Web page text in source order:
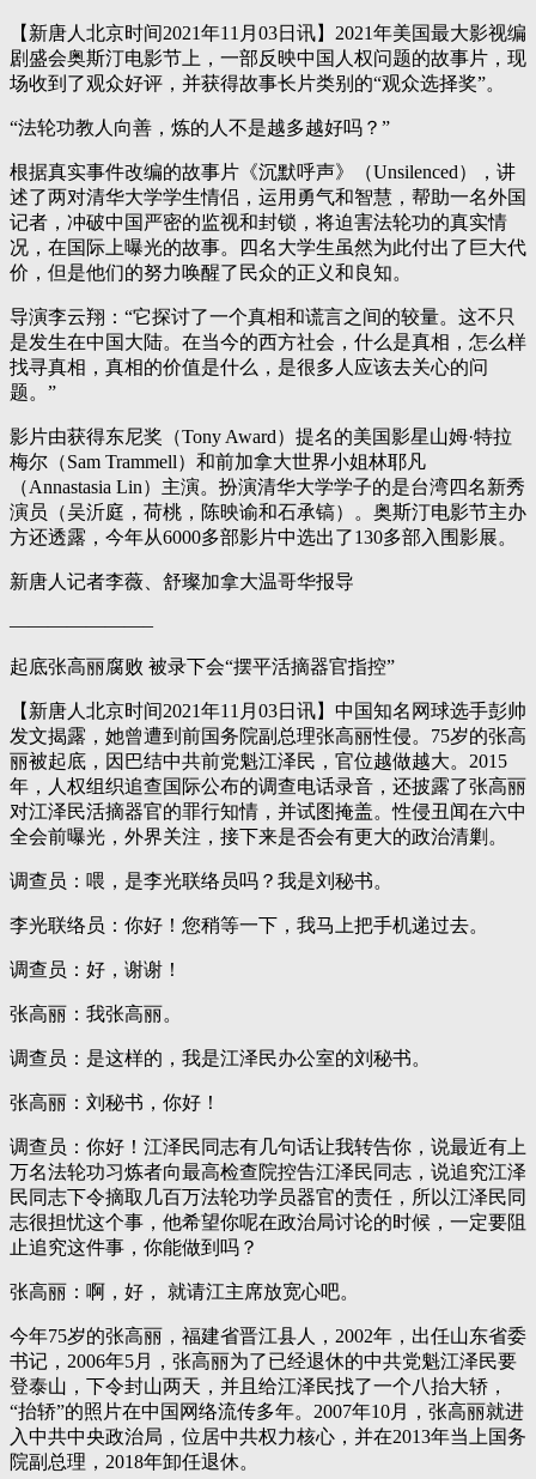
【新唐人北京时间2021年11月03日讯】2021年美国最大影视编
剧盛会奥斯汀电影节上，一部反映中国人权问题的故事片，现
场收到了观众好评，并获得故事长片类别的“观众选择奖”。
“法轮功教人向善，炼的人不是越多越好吗？”
根据真实事件改编的故事片《沉默呼声》（Unsilenced），讲
述了两对清华大学学生情侣，运用勇气和智慧，帮助一名外国
记者，冲破中国严密的监视和封锁，将迫害法轮功的真实情
况，在国际上曝光的故事。四名大学生虽然为此付出了巨大代
价，但是他们的努力唤醒了民众的正义和良知。
导演李云翔：“它探讨了一个真相和谎言之间的较量。这不只
是发生在中国大陆。在当今的西方社会，什么是真相，怎么样
找寻真相，真相的价值是什么，是很多人应该去关心的问
题。”
影片由获得东尼奖（Tony Award）提名的美国影星山姆·特拉
梅尔（Sam Trammell）和前加拿大世界小姐林耶凡
（Annastasia Lin）主演。扮演清华大学学子的是台湾四名新秀
演员（吴沂庭，荷桃，陈映谕和石承镐）。奥斯汀电影节主办
方还透露，今年从6000多部影片中选出了130多部入围影展。
新唐人记者李薇、舒璨加拿大温哥华报导
———————–
起底张高丽腐败 被录下会“摆平活摘器官指控”
【新唐人北京时间2021年11月03日讯】中国知名网球选手彭帅
发文揭露，她曾遭到前国务院副总理张高丽性侵。75岁的张高
丽被起底，因巴结中共前党魁江泽民，官位越做越大。2015
年，人权组织追查国际公布的调查电话录音，还披露了张高丽
对江泽民活摘器官的罪行知情，并试图掩盖。性侵丑闻在六中
全会前曝光，外界关注，接下来是否会有更大的政治清剿。
调查员：喂，是李光联络员吗？我是刘秘书。
李光联络员：你好！您稍等一下，我马上把手机递过去。
调查员：好，谢谢！
张高丽：我张高丽。
调查员：是这样的，我是江泽民办公室的刘秘书。
张高丽：刘秘书，你好！
调查员：你好！江泽民同志有几句话让我转告你，说最近有上
万名法轮功习炼者向最高检查院控告江泽民同志，说追究江泽
民同志下令摘取几百万法轮功学员器官的责任，所以江泽民同
志很担忧这个事，他希望你呢在政治局讨论的时候，一定要阻
止追究这件事，你能做到吗？
张高丽：啊，好， 就请江主席放宽心吧。
今年75岁的张高丽，福建省晋江县人，2002年，出任山东省委
书记，2006年5月，张高丽为了已经退休的中共党魁江泽民要
登泰山，下令封山两天，并且给江泽民找了一个八抬大轿，
“抬轿”的照片在中国网络流传多年。2007年10月，张高丽就进
入中共中央政治局，位居中共权力核心，并在2013年当上国务
院副总理，2018年卸任退休。